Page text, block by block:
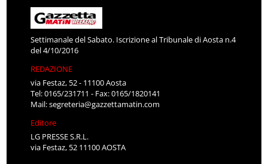
Settimanale del Sabato. Iscrizione al Tribunale di Aosta n.4
del 4/10/2016
REDAZIONE
via Festaz, 52 - 11100 Aosta
Tel: 0165/231711 - Fax: 0165/1820141
Mail:segreteria@gazzettamatin.com
Editore
LG PRESSE S.R.L.
via Festaz, 52 11100 AOSTA